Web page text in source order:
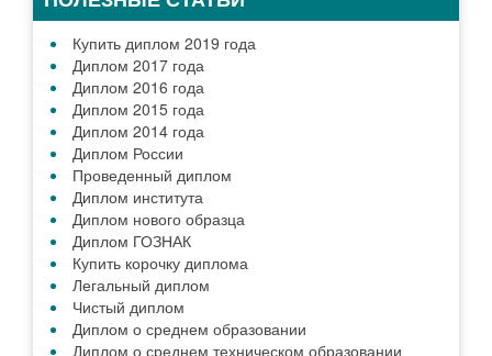
Купить диплом 2019 года
Диплом 2017 года
Диплом 2016 года
Диплом 2015 года
Диплом 2014 года
Диплом России
Проведенный диплом
Диплом института
Диплом нового образца
Диплом ГОЗНАК
Купить корочку диплома
Легальный диплом
Чистый диплом
Диплом о среднем образовании
Диплом о среднем техническом образовании